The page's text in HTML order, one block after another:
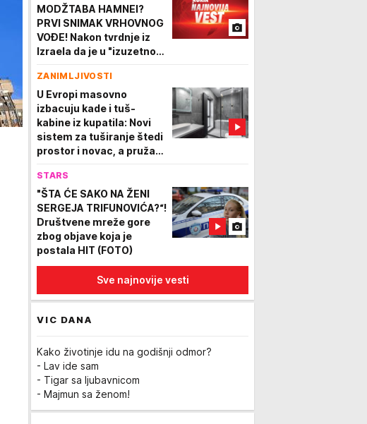
MODŽTABA HAMNEI?
PRVI SNIMAK VRHOVNOG
VOĐE! Nakon tvrdnje iz
Izraela da je u "izuzetno
objavio ovaj klip (VIDEO)
ZANIMLJIVOSTI
U Evropi masovno
izbacuju kade i tuš-
kabine iz kupatila: Novi
sistem za tuširanje štedi
prostor i novac, a pruža
STARS
"ŠTA ĆE SAKO NA ŽENI
SERGEJA TRIFUNOVIĆA?“!
Društvene mreže gore
zbog objave koja je
postala HIT (FOTO)
Sve najnovije vesti
VIC DANA
Kako životinje idu na godišnji odmor?
- Lav ide sam
- Tigar sa ljubavnicom
- Majmun sa ženom!